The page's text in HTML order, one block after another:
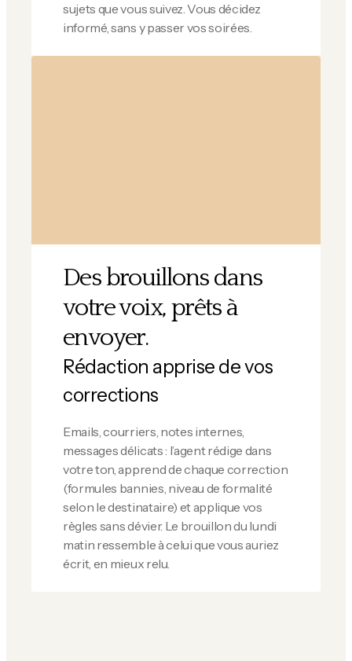
sujets que vous suivez. Vous décidez
informé, sans y passer vos soirées.
Des brouillons dans
votre voix, prêts à
envoyer.
Rédaction apprise de vos
corrections
Emails, courriers, notes internes,
messages délicats : l’agent rédige dans
votre ton, apprend de chaque correction
(formules bannies, niveau de formalité
selon le destinataire) et applique vos
règles sans dévier. Le brouillon du lundi
matin ressemble à celui que vous auriez
écrit, en mieux relu.